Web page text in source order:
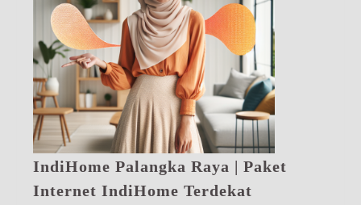
IndiHome Palangka Raya | Paket
Internet IndiHome Terdekat